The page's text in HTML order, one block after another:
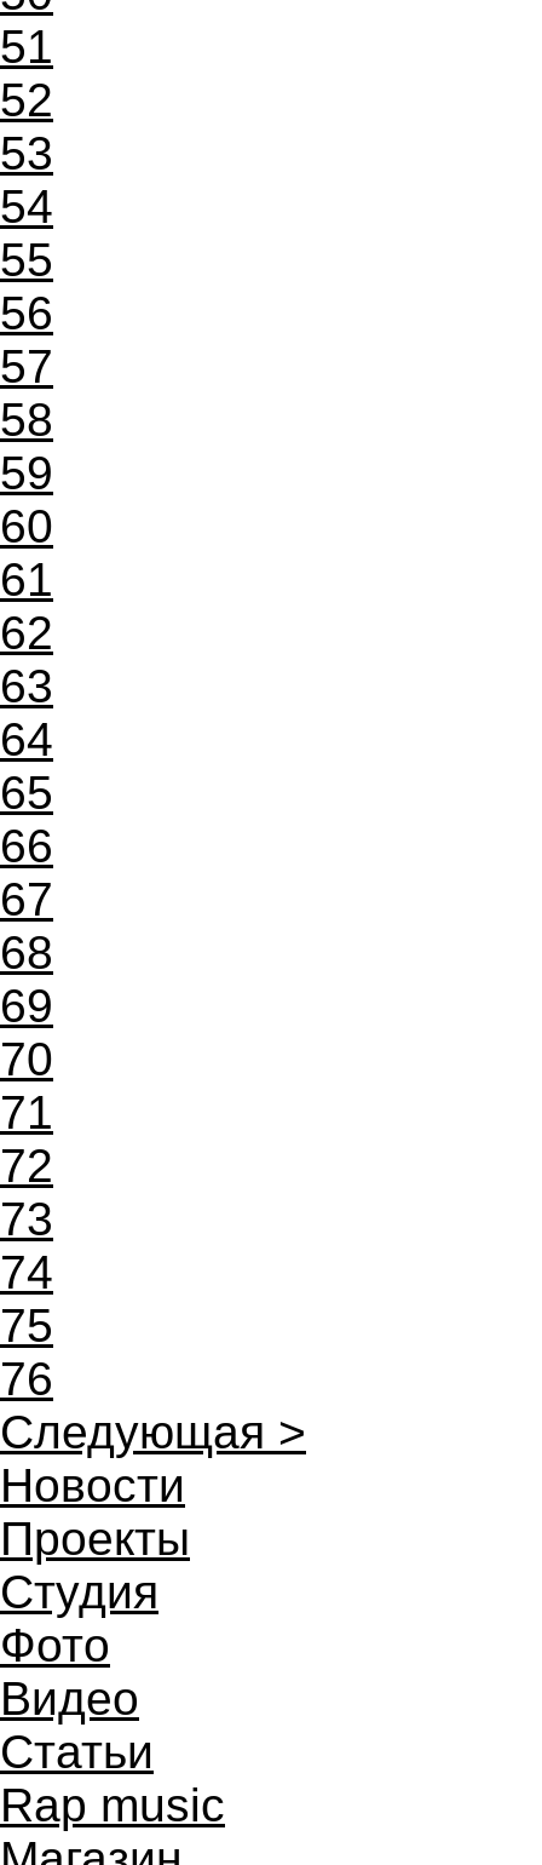
51
52
53
54
55
56
57
58
59
60
61
62
63
64
65
66
67
68
69
70
71
72
73
74
75
76
Следующая >
Новости
Проекты
Студия
Фото
Видео
Статьи
Rap music